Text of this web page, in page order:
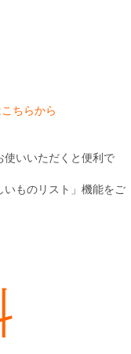
ちらから
いいただくと便利で
ものリスト」機能をご